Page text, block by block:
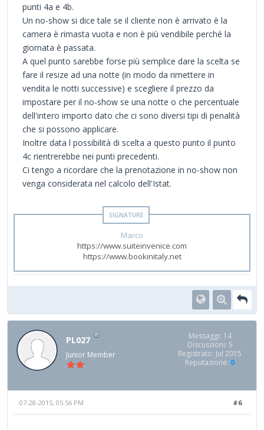
punti 4a e 4b.
Un no-show si dice tale se il cliente non è arrivato è la
camera è rimasta vuota e non è più vendibile perché la
giornata è passata.
A quel punto sarebbe forse più semplice dare la scelta se
fare il resize ad una notte (in modo da rimettere in
vendita le notti successive) e scegliere il prezzo da
impostare per il no-show se una notte o che percentuale
dell'intero importo dato che ci sono diversi tipi di penalità
che si possono applicare.
Inoltre data l possibilità di scelta a questo punto il punto
4c rientrerebbe nei punti precedenti.
Ci tengo a ricordare che la prenotazione in no-show non
venga considerata nel calcolo dell'Istat.
Marco
https://www.suiteinvenice.com
https://www.bookinitaly.net
PL027
Junior Member
Messaggi: 14
Discussioni: 5
Registrato: Jul 2015
Reputazione: 0
#6
07-28-2015, 05:56 PM